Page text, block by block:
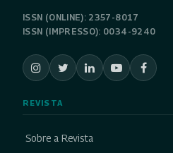
ISSN (ONLINE): 2357-8017
ISSN (IMPRESSO): 0034-9240
REVISTA
Sobre a Revista